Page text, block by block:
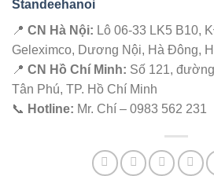
Standeehanoi
📍 CN Hà Nội: Lô 06-33 LK5 B10,
Geleximco, Dương Nội, Hà Đông,
📍 CN Hồ Chí Minh: Số 121,
Tân Phú, TP. Hồ Chí Minh
📞 Hotline: Mr. Chí – 0983 562 231